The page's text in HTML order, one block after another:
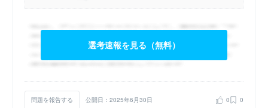
選考速報を見る（無料）
問題を報告する 公開日：2025年6月30日 0 0